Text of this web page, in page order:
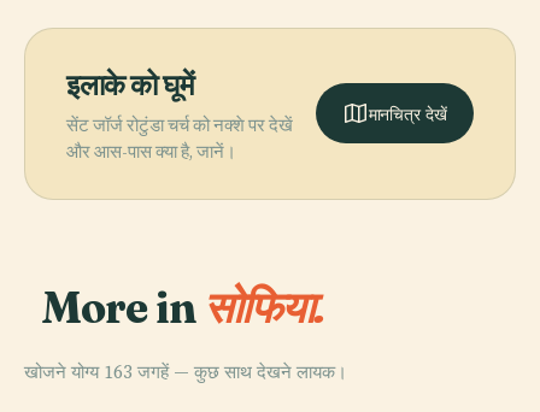
इलाके को घूमें
सेंट जॉर्ज रोटुंडा चर्च को नक्शे पर देखें
और आस-पास क्या है, जानें।
मानचित्र देखें
More in सोफिया.
खोजने योग्य 163 जगहें — कुछ साथ देखने लायक।